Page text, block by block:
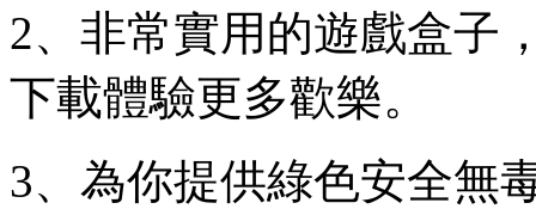
2、非常實用的遊戲盒子
下載體驗更多歡樂。
3、為你提供綠色安全無